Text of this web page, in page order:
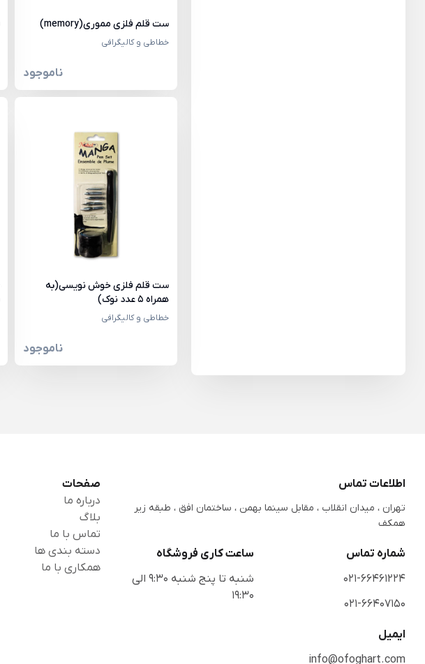
ست قلم فلزی مموری(memory)
خطاطی و کالیگرافی
ناموجود
ست قلم فلزی خوش نویسی(به
همراه 5 عدد نوک)
خطاطی و کالیگرافی
ناموجود
اطلاعات تماس
تهران ، میدان انقلاب ، مقابل سینما بهمن ، ساختمان افق ، طبقه زیر
همکف
شماره تماس
021-66461224
021-66407150
ساعت کاری فروشگاه
شنبه تا پنج شنبه 9:30 الی
19:30
ایمیل
info@ofoghart.com
صفحات
درباره ما
بلاگ
تماس با ما
دسته بندی ها
همکاری با ما